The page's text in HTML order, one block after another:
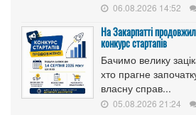
06.08.2026 14:52
На Закарпатті
конкурс стартапів
Бачимо велику
хто прагне
власну справ...
05.08.2026 21:24